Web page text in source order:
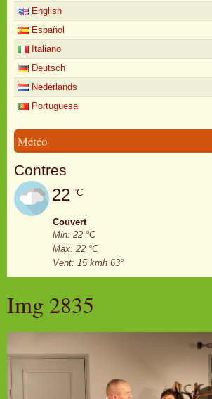
English
Español
Italiano
Deutsch
Nederlands
Portuguesa
Météo
Contres
22 °C
Couvert
Min: 22 °C
Max: 22 °C
Vent: 15 kmh 63°
Img 2835